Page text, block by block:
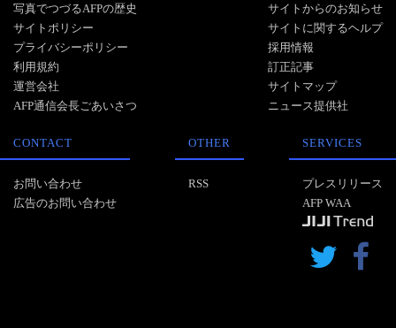
写真でつづるAFPの歴史
サイトポリシー
プライバシーポリシー
利用規約
運営会社
AFP通信会長ごあいさつ
サイトからのお知らせ
サイトに関するヘルプ
採用情報
訂正記事
サイトマップ
ニュース提供社
CONTACT
お問い合わせ
広告のお問い合わせ
OTHER
RSS
SERVICES
プレスリリース
AFP WAA